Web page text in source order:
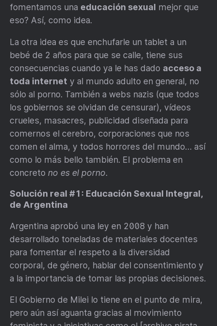
fomentamos una educación sexual mejor que
eso? Así, como idea.
La otra idea es que enchufarle un tablet a un
bebé de 2 años para que se calle, tiene sus
consecuencias cuando ya le has dado acceso a
toda internet y al mundo adulto en general, no
sólo al porno. También a webs nazis (que todos
los gobiernos se olvidan de censurar), vídeos
crueles, masacres, publicidad diseñada para
comernos el cerebro, corporaciones que nos
comen el alma, y todos horrores del mundo… así
como lo más bello también. El problema en
concreto no es el porno.
Solución real #1: Educación Sexual Integral,
de Argentina
Argentina aprobó una ley en 2008 y han
desarrollado toneladas de materiales docentes
para fomentar el respeto a la diversidad
corporal, de género, hablar del consentimiento y
a la importancia de tomar las propias decisiones.
El Gobierno de Milei lo tiene en el punto de mira,
pero aún así aguanta gracias al movimiento